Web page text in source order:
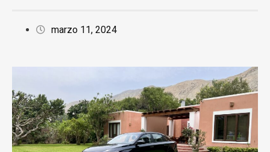
marzo 11, 2024